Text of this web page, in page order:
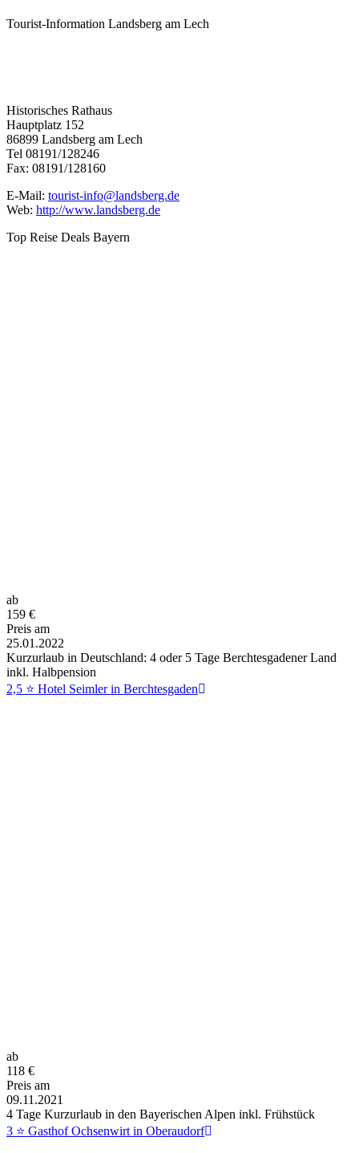
Tourist-Information Landsberg am Lech
Historisches Rathaus
Hauptplatz 152
86899 Landsberg am Lech
Tel 08191/128246
Fax: 08191/128160
E-Mail: tourist-info@landsberg.de
Web: http://www.landsberg.de
Top Reise Deals Bayern
ab
159 €
Preis am
25.01.2022
Kurzurlaub in Deutschland: 4 oder 5 Tage Berchtesgadener Land
inkl. Halbpension
2,5 ⭐ Hotel Seimler in Berchtesgaden
ab
118 €
Preis am
09.11.2021
4 Tage Kurzurlaub in den Bayerischen Alpen inkl. Frühstück
3 ⭐ Gasthof Ochsenwirt in Oberaudorf